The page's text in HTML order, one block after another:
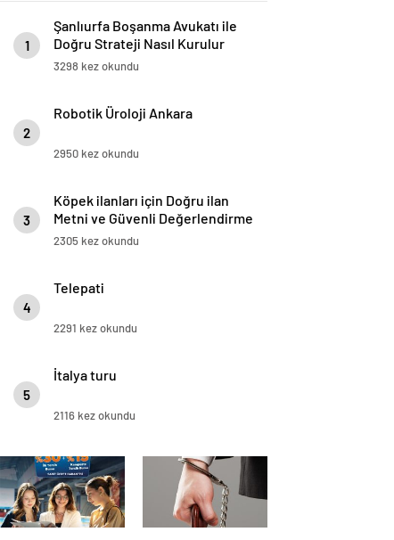
1
Şanlıurfa Boşanma Avukatı ile
Doğru Strateji Nasıl Kurulur
3298 kez okundu
2
Robotik Üroloji Ankara
2950 kez okundu
3
Köpek ilanları için Doğru ilan
Metni ve Güvenli Değerlendirme
Rehberi
2305 kez okundu
4
Telepati
2291 kez okundu
5
İtalya turu
2116 kez okundu